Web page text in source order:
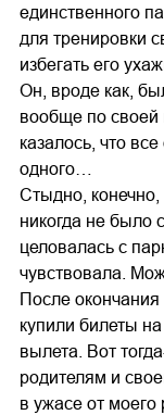
единственного
для тренировки
избегать его
Он, вроде как,
вообще по своей
казалось, что
одного…
Стыдно, конечно,
никогда не было
целовалась с
чувствовала.
После окончания
купили билеты
вылета. Вот
родителям и
в ужасе от